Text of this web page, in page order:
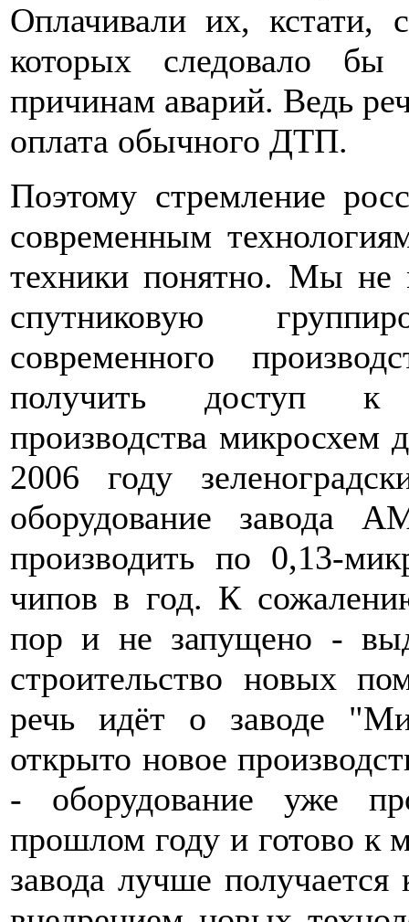
Оплачивали их, кстати,
которых следовало бы
причинам аварий. Ведь
оплата обычного ДТП.
Поэтому стремление
современным
техники понятно. Мы не
спутниковую
современного
получить доступ к
производства микросхем
2006 году
оборудование завода
производить по 0,13-
чипов в год. К
пор и не запущено -
строительство новых
речь идёт о заводе
открыто новое
- оборудование уже
прошлом году и готово к
завода лучше